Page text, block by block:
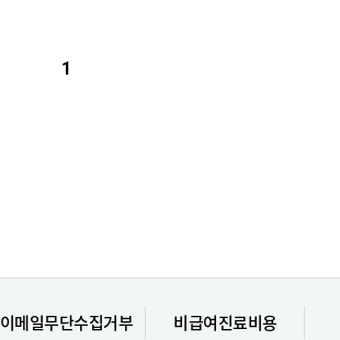
1
이메일무단수집거부 비급여진료비용